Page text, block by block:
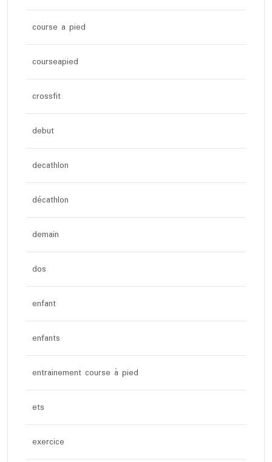
course a pied
courseapied
crossfit
debut
decathlon
décathlon
demain
dos
enfant
enfants
entrainement course à pied
ets
exercice